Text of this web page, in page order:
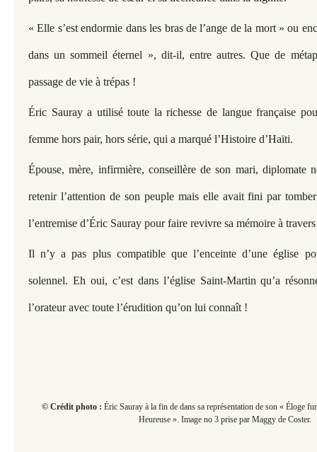
« Elle s’est endormie dans les bras de l’ange de la mort » ou
dans un sommeil éternel », dit-il, entre autres. Que de
passage de vie à trépas !
Éric Sauray a utilisé toute la richesse de langue française
femme hors pair, hors série, qui a marqué l’Histoire d’Haïti.
Épouse, mère, infirmière, conseillère de son mari, diplomate
retenir l’attention de son peuple mais elle avait fini par
l’entremise d’Éric Sauray pour faire revivre sa mémoire à
Il n’y a pas plus compatible que l’enceinte d’une église
solennel. Eh oui, c’est dans l’église Saint-Martin qu’a
l’orateur avec toute l’érudition qu’on lui connaît !
© Crédit photo : Éric Sauray à la fin de dans sa représentation de son « Éloge
Heureuse ». Image no 3 prise par Maggy de Coster.